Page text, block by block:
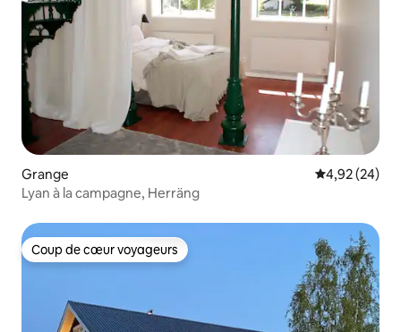
Grange Évaluation
4,92 (24)
Lyan à la campagne, Herräng
Coup de cœur voyageurs
Coup de cœur voyageurs